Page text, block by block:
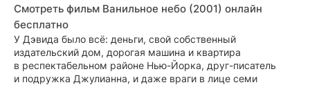
Смотреть фильм Ванильное небо (2001) онлайн
бесплатно
У Дэвида было всё: деньги, свой собственный
издательский дом, дорогая машина и квартира
в респектабельном районе Нью-Йорка, друг-писатель
и подружка Джулианна, и даже враги в лице семи